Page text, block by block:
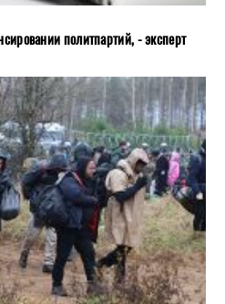
политпартий, - эксперт